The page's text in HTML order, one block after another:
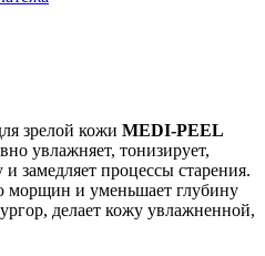
зрелой кожи MEDI-PEEL
увлажняет, тонизирует,
замедляет процессы старения.
морщин и уменьшает глубину
делает кожу увлажненной,